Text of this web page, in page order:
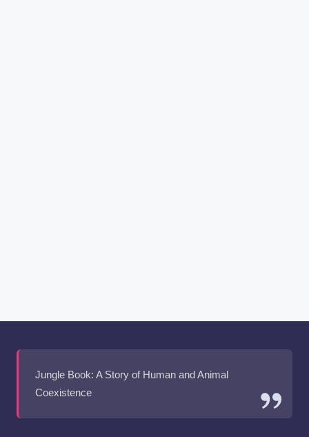
Jungle Book: A Story of Human and Animal
Coexistence